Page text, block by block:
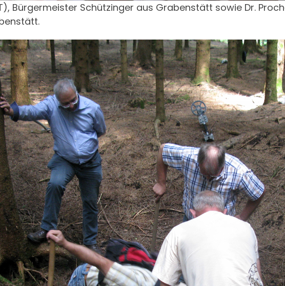
Bürgermeister Schützinger aus Grabenstätt sowie Dr.